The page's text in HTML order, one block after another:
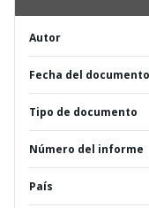
Autor
Fecha del documento
Tipo de documento
Número del informe
País